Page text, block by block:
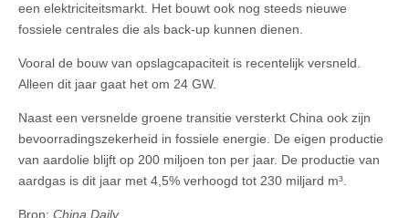
een elektriciteitsmarkt. Het bouwt ook nog steeds nieuwe
fossiele centrales die als back-up kunnen dienen.
Vooral de bouw van opslagcapaciteit is recentelijk versneld.
Alleen dit jaar gaat het om 24 GW.
Naast een versnelde groene transitie versterkt China ook zijn
bevoorradingszekerheid in fossiele energie. De eigen productie
van aardolie blijft op 200 miljoen ton per jaar. De productie van
aardgas is dit jaar met 4,5% verhoogd tot 230 miljard m³.
Bron: China Daily